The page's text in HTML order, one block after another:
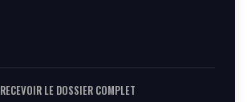
RECEVOIR LE DOSSIER COMPLET